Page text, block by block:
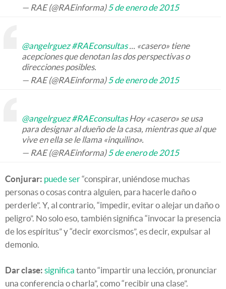
— RAE (@RAEinforma)5 de enero de 2015
@angelrguez #RAEconsultas... «casero» tiene
acepciones que denotan las dos perspectivas o
direcciones posibles.
— RAE (@RAEinforma)5 de enero de 2015
@angelrguez #RAEconsultasHoy «casero» se usa
para designar al dueño de la casa, mientras que al que
vive en ella se le llama «inquilino».
— RAE (@RAEinforma)5 de enero de 2015
Conjurar: puede ser“conspirar, uniéndose muchas
personas o cosas contra alguien, para hacerle daño o
perderle”. Y, al contrario, “impedir, evitar o alejar un daño o
peligro”. No solo eso, también significa “invocar la presencia
de los espíritus” y “decir exorcismos”, es decir, expulsar al
demonio.
Dar clase: significa tanto “impartir una lección, pronunciar
una conferencia o charla”, como “recibir una clase”.